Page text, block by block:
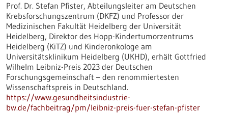
Prof. Dr. Stefan Pfister, Abteilungsleiter am Deutschen
Krebsforschungszentrum (DKFZ) und Professor der
Medizinischen Fakultät Heidelberg der Universität
Heidelberg, Direktor des Hopp-Kindertumorzentrums
Heidelberg (KiTZ) und Kinderonkologe am
Universitätsklinikum Heidelberg (UKHD), erhält Gottfried
Wilhelm Leibniz-Preis 2023 der Deutschen
Forschungsgemeinschaft – den renommiertesten
Wissenschaftspreis in Deutschland.
https://www.gesundheitsindustrie-
bw.de/fachbeitrag/pm/leibniz-preis-fuer-stefan-pfister